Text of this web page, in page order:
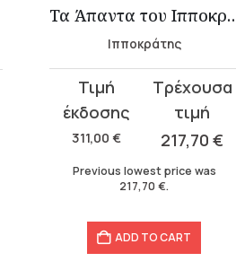
Τα Άπαντα
Ιπποκράτης
311,00€
Original
price
was:
311,00 €.
217,70€
Current
price
217,70 €.
Previous lowest price was
217,70€.
ADD TO CART